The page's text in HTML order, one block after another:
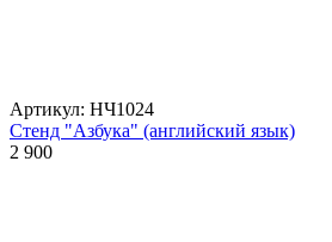
Артикул: НЧ1024
Стенд "Азбука" (английский язык)
2 900